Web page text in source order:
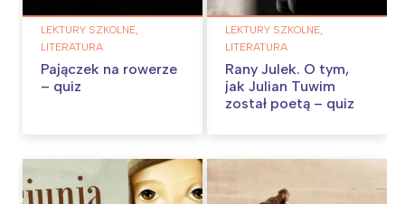
LEKTURY SZKOLNE,
LITERATURA
Pajączek na rowerze
– quiz
LEKTURY SZKOLNE,
LITERATURA
Rany Julek. O tym,
jak Julian Tuwim
został poetą – quiz